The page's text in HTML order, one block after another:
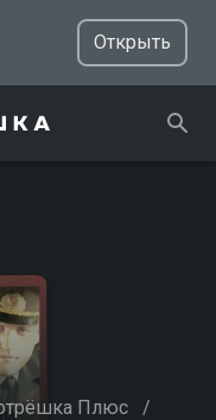
Открыть
Плюс /